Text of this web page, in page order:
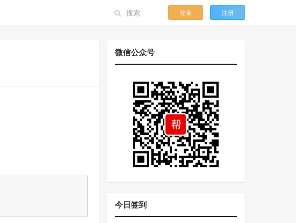
登录 注册
微信公众号
今日签到